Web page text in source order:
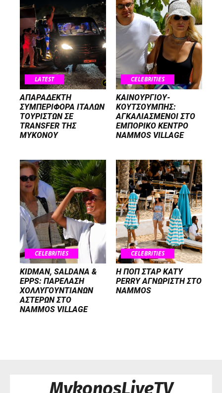
LATEST
ΑΠΑΡΑΔΕΚΤΗ
ΣΥΜΠΕΡΙΦΟΡΑ ΙΤΑΛΩΝ
ΤΟΥΡΙΣΤΩΝ ΣΕ
TRANSFER ΤΗΣ
ΜΥΚΟΝΟΥ
CELEBRITIES
ΚΑΙΝΟΥΡΓΙΟΥ-
ΚΟΥΤΣΟΥΜΠΗΣ:
ΑΓΚΑΛΙΑΣΜΕΝΟΙ ΣΤΟ
ΕΜΠΟΡΙΚΟ ΚΕΝΤΡΟ
NAMMOS VILLAGE
CELEBRITIES
KIDMAN, SALDANA &
EPPS: ΠΑΡΕΛΑΣΗ
ΧΟΛΛΥΓΟΥΝΤΙΑΝΩΝ
ΑΣΤΕΡΩΝ ΣΤΟ
NAMMOS VILLAGE
CELEBRITIES
H ΠΟΠ ΣΤΑΡ KATY
PERRY ΑΓΝΩΡΙΣΤΗ ΣΤΟ
NAMMOS
MykonosLiveTV